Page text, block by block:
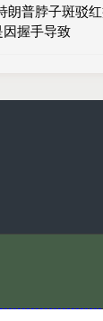
朗普脖子斑驳
握手导致